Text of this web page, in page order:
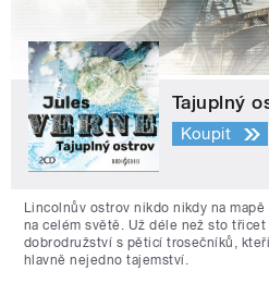
Tajuplný
Koupit
Lincolnův ostrov nikdo nikdy na
na celém světě. Už déle než sto
dobrodružství s pěticí trosečníků,
hlavně nejedno tajemství.